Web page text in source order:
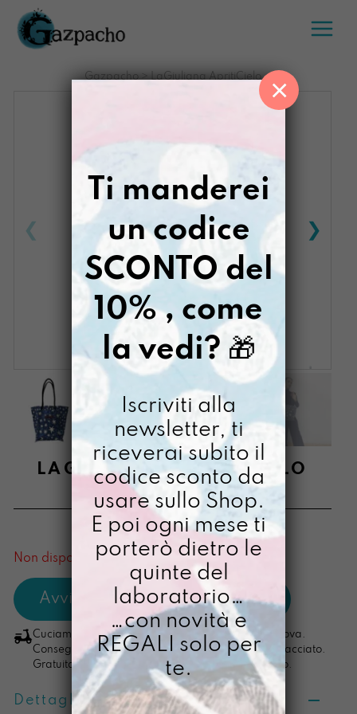
Salta
contenuto
Gazpacho> LaGiuliana ApritiCielo
LAGIULIANA APRITICIELO
€ 68,00
[ Shopper: 30 x 34 x 16cm ]
Non disponibile al momento
Cuciamo ogni ordine nel nostro laboratorio di Padova.
Consegna in 4/5 giorni lavorativi, pacco sempre tracciato.
Gratuita per ordini di importo superiore ai 100 euro.
Dettagli prodotto
Ti manderei
un codice
SCONTO del
10% , come
la vedi? 🎁
Iscriviti alla
newsletter, ti
riceverai subito il
codice sconto da
usare sullo Shop.
E poi ogni mese ti
porterò dietro le
quinte del
laboratorio…
…con novità e
REGALI solo per
te.
×